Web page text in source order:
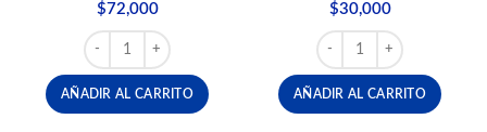
$72,000
HUEVO KINDER JOY X12 UNID X240G cantidad
AÑADIR AL CARRITO
$30,000
CHOCOLATINA
AÑADIR AL CARRITO